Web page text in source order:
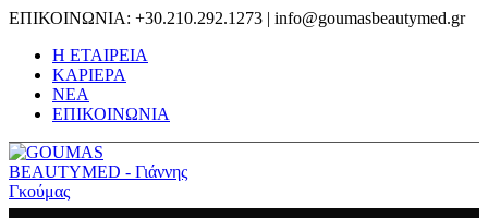
ΕΠΙΚΟΙΝΩΝΙΑ: +30.210.292.1273 | info@goumasbeautymed.gr
Η ΕΤΑΙΡΕΙΑ
ΚΑΡΙΕΡΑ
ΝΕΑ
ΕΠΙΚΟΙΝΩΝΙΑ